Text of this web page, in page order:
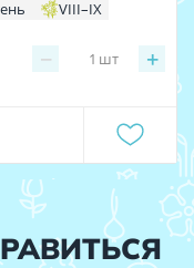
VIII–IX
− +
1 шт